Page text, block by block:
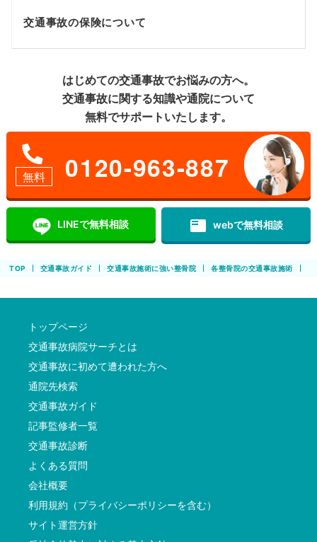
交通事故の保険について
はじめての交通事故でお悩みの方へ。
交通事故に関する知識や通院について
無料でサポートいたします。
無料 0120-963-887
LINEで無料相談 featured_play_list webで無料相談
TOP 交通事故ガイド 交通事故施術に強い整骨院 各整骨院の交通事故施術
トップページ
交通事故病院サーチとは
交通事故に初めて遭われた方へ
通院先検索
交通事故ガイド
記事監修者一覧
交通事故診断
よくある質問
会社概要
利用規約（プライバシーポリシーを含む）
サイト運営方針